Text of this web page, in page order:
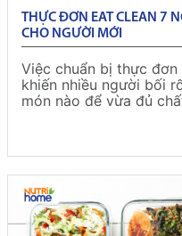
THỰC ĐƠN EAT CLEAN 7
CHO NGƯỜI MỚI
Việc chuẩn bị thực
khiến nhiều người bối
món nào để vừa đủ